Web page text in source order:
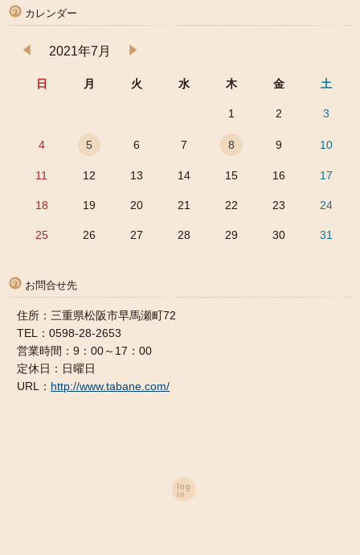
カレンダー
2021年7月
日 月 火 水 木 金 土
1 2 3
4 5 6 7 8 9 10
11 12 13 14 15 16 17
18 19 20 21 22 23 24
25 26 27 28 29 30 31
お問合せ先
住所：三重県松阪市早馬瀬町72
TEL：0598-28-2653
営業時間：9：00～17：00
定休日：日曜日
URL： http://www.tabane.com/